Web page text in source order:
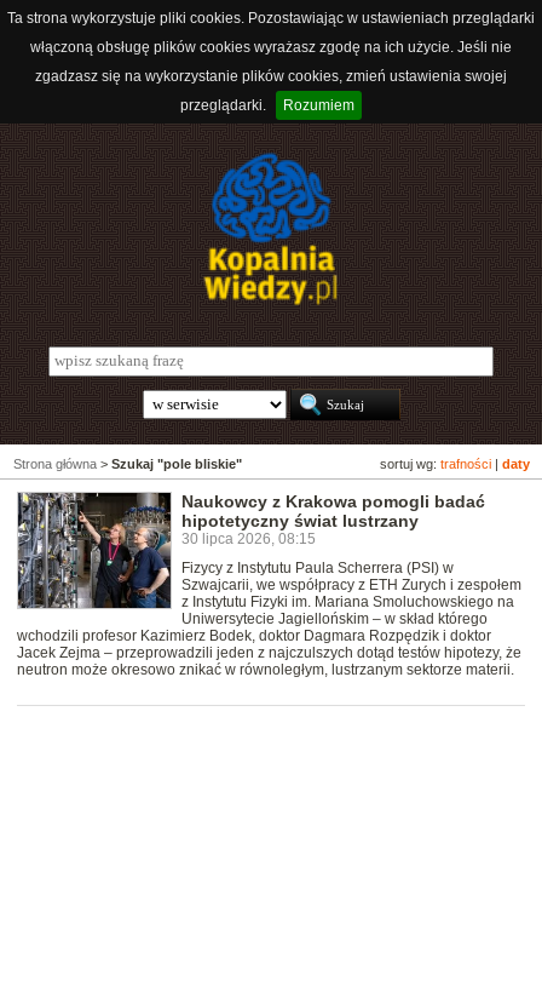
Ta strona wykorzystuje pliki cookies. Pozostawiając w ustawieniach przeglądarki
włączoną obsługę plików cookies wyrażasz zgodę na ich użycie. Jeśli nie
zgadzasz się na wykorzystanie plików cookies, zmień ustawienia swojej
przeglądarki.
Rozumiem
sortuj wg: trafności daty
Strona główna > Szukaj "pole bliskie"
Naukowcy z Krakowa pomogli badać
hipotetyczny świat lustrzany
30 lipca 2026, 08:15
Fizycy z Instytutu Paula Scherrera (PSI) w
Szwajcarii, we współpracy z ETH Zurych i zespołem
z Instytutu Fizyki im. Mariana Smoluchowskiego na
Uniwersytecie Jagiellońskim – w skład którego
wchodzili profesor Kazimierz Bodek, doktor Dagmara Rozpędzik i doktor
Jacek Zejma – przeprowadzili jeden z najczulszych dotąd testów hipotezy, że
neutron może okresowo znikać w równoległym, lustrzanym sektorze materii.